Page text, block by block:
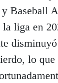
Baseball
liga en
lo